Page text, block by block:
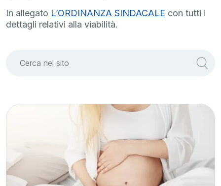
In allegato L’ORDINANZA SINDACALE con tutti i
dettagli relativi alla viabilità.